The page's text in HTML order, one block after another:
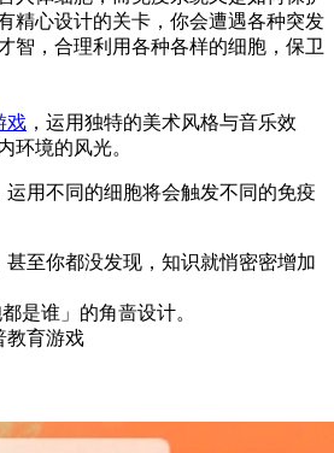
精心设计的关卡，你会遭遇各种突发
智，合理利用各种各样的细胞，保卫
戏 ，运用独特的美术风格与音乐效
环境的风光。
运用不同的细胞将会触发不同的免疫
甚至你都没发现，知识就悄密密增加
是谁」的角啬设计。
教育游戏